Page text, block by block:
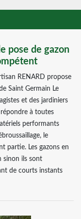
pose de gazon
RENARD propose
Saint Germain Le
et des jardiniers
à toutes
performants
le
partie. Les gazons en
sinon ils sont
de courts instants